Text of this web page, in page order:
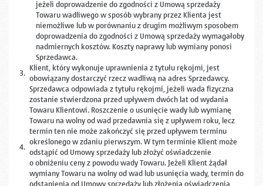
jeżeli doprowadzenie do zgodności z Umową sprzedaży
Towaru wadliwego w sposób wybrany przez Klienta jest
niemożliwe lub w porównaniu z drugim możliwym sposobem
doprowadzenia do zgodności z Umową sprzedaży wymagałoby
nadmiernych kosztów. Koszty naprawy lub wymiany ponosi
Sprzedawca.
3. Klient, który wykonuje uprawnienia z tytułu rękojmi, jest
obowiązany dostarczyć rzecz wadliwą na adres Sprzedawcy.
4.
Sprzedawca odpowiada z tytułu rękojmi, jeżeli wada fizyczna
zostanie stwierdzona przed upływem dwóch lat od wydania
Towaru Klientowi. Roszczenie o usunięcie wady lub wymianę
Towaru na wolny od wad przedawnia się z upływem roku, lecz
termin ten nie może zakończyć się przed upływem terminu
określonego w zdaniu pierwszym. W tym terminie Klient może
odstąpić od Umowy sprzedaży lub złożyć oświadczenie
o obniżeniu ceny z powodu wady Towaru. Jeżeli Klient żądał
wymiany Towaru na wolny od wad lub usunięcia wady, termin do